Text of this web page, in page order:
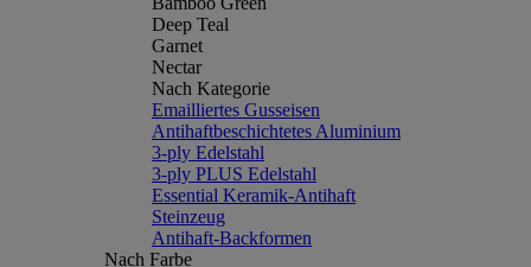
Deep Teal
Garnet
Nectar
Nach Kategorie
Emailliertes Gusseisen
Antihaftbeschichtetes Aluminium
3-ply Edelstahl
3-ply PLUS Edelstahl
Essential Keramik-Antihaft
Steinzeug
Antihaft-Backformen
Nach Farbe